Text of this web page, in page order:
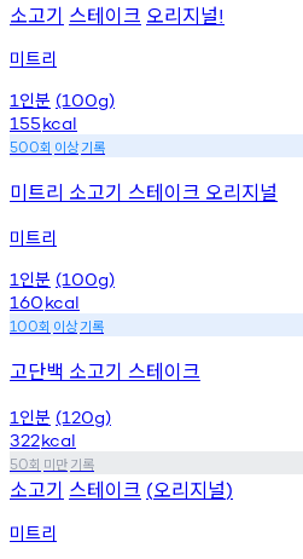
소고기 스테이크 오리지널!
미트리
1 인분 (100g)
155kcal
500회 이상기록
미트리 소고기 스테이크 오리지널
미트리
1 인분 (100g)
160kcal
100회 이상기록
고단백 소고기 스테이크
1 인분 (120g)
322kcal
50회 미만기록
소고기 스테이크 (오리지널)
미트리